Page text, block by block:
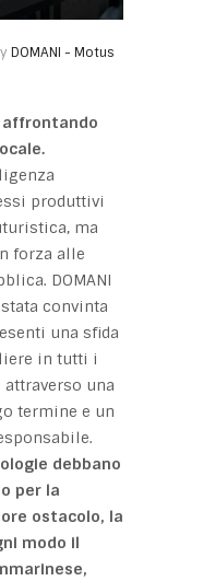
DOMANI - Motus
affrontando
produttivi
ma
forza alle
DOMANI
convinta
una sfida
in tutti i
una
termine e un
debbano
per la
ostacolo, la
modo il